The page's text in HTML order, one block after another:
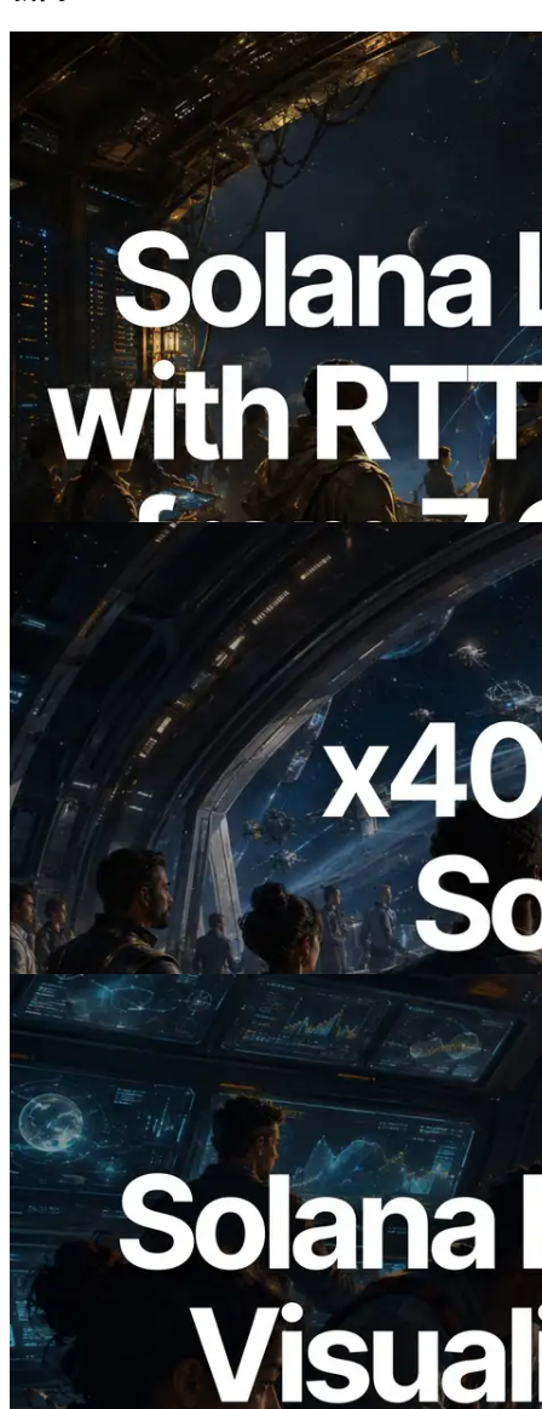
2026.08.05
ERPC 扩展 Solana Leader Slot API：新
增全球 7 个区域的 Ping 测量，Validators
Information API 同步上线
阅读本文
2026.07.04
ERPC 发布支持 x402 支付的 Solana RPC
— AI Agent 按需为 API 付费的时代开启
阅读本文
2026.05.24
Validators Solutions 发布 Solana Block
Analyzer — 以 slot 为单位可视化区块生
成时间与对应验证者